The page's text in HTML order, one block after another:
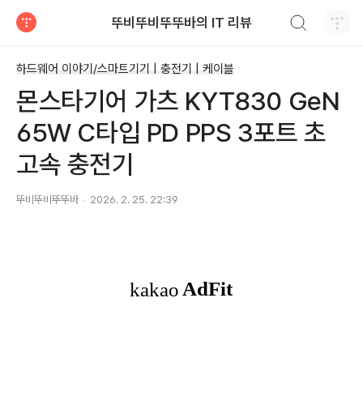
뚜비뚜비뚜뚜바의 IT 리뷰
하드웨어 이야기/스마트기기 | 충전기 | 케이블
몬스타기어 가츠 KYT830 GeN
65W C타입 PD PPS 3포트 초
고속 충전기
뚜비뚜비뚜뚜바 2026. 2. 25. 22:39